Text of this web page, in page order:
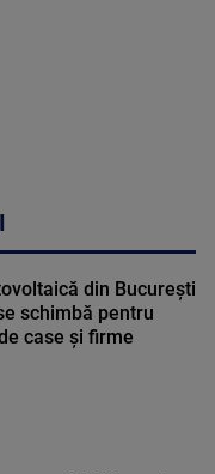
din București
schimbă pentru
case și firme